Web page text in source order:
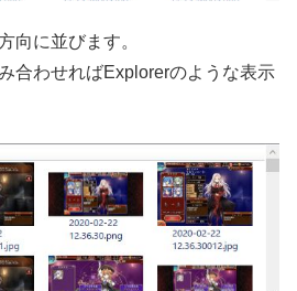
向に並びます。
合わせればExplorerのような表示